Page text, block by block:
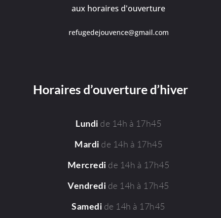
aux horaires d'ouverture
refugedejouvence@gmail.com
Horaires d’ouverture d’hiver
Lundi de 14h à 17h45
Mardi de 14h à 17h45
Mercredi de 14h à 17h45
Vendredi de 14h à 17h45
Samedi de 14h à 17h45